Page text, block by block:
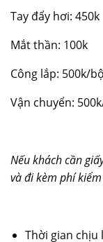
Tay đẩy hơi: 450k
Mắt thần: 100k
Công lắp: 500k/bộ
Vận chuyển:
Nếu khách cần
và đi kèm phí
Thời gian chịu